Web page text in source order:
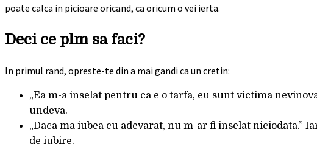
poate calca in picioare oricand, ca oricum o vei ierta.
Deci ce plm sa faci?
In primul rand, opreste-te din a mai gandi ca un cretin:
„Ea m-a inselat pentru ca e o tarfa, eu sunt victima
undeva.
„Daca ma iubea cu adevarat, nu m-ar fi inselat niciodata.”
de iubire.